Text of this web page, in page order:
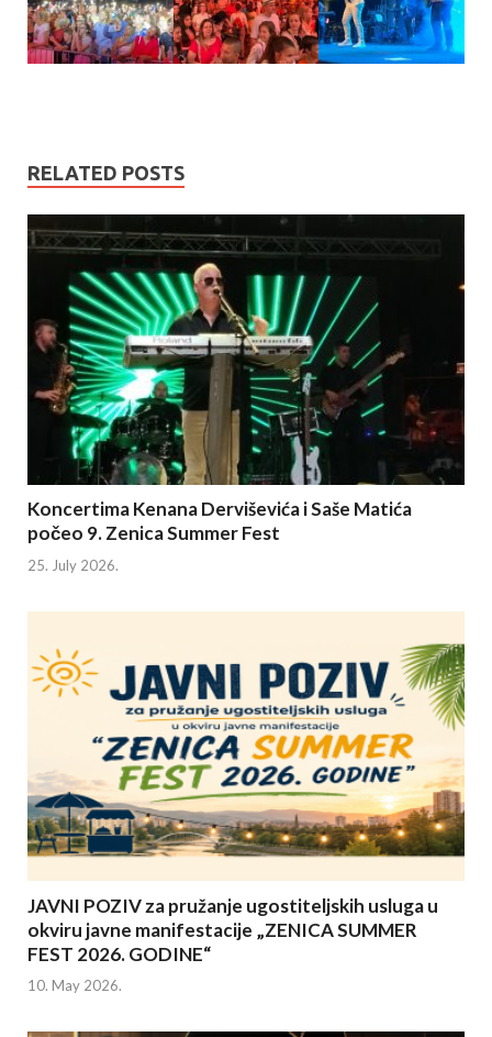
RELATED POSTS
Koncertima Kenana Derviševića i Saše Matića
počeo 9. Zenica Summer Fest
25. July 2026.
JAVNI POZIV za pružanje ugostiteljskih usluga u
okviru javne manifestacije „ZENICA SUMMER
FEST 2026. GODINE“
10. May 2026.